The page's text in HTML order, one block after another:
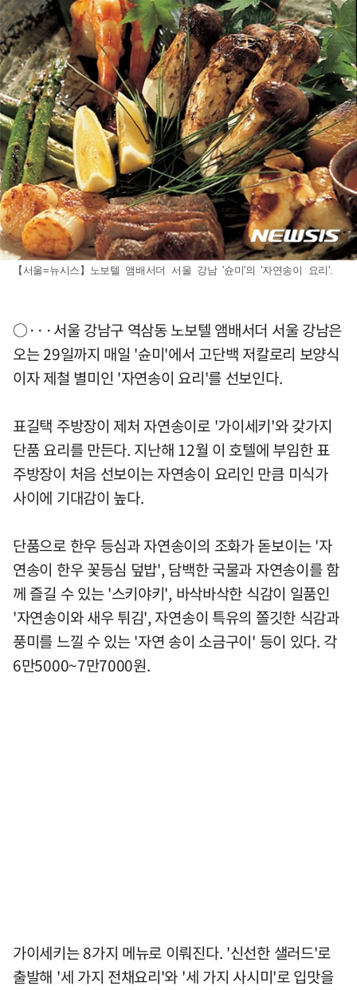
【서울=뉴시스】노보텔 앰배서더 서울 강남 '슌미'의 '자연송이 요리'.
○···서울 강남구 역삼동 노보텔 앰배서더 서울 강남은
오는 29일까지 매일 '슌미'에서 고단백 저칼로리 보양식
이자 제철 별미인 '자연송이 요리'를 선보인다.
표길택 주방장이 제처 자연송이로 '가이세키'와 갖가지
단품 요리를 만든다. 지난해 12월 이 호텔에 부임한 표
주방장이 처음 선보이는 자연송이 요리인 만큼 미식가
사이에 기대감이 높다.
단품으로 한우 등심과 자연송이의 조화가 돋보이는 '자
연송이 한우 꽃등심 덮밥', 담백한 국물과 자연송이를 함
께 즐길 수 있는 '스키야키', 바삭바삭한 식감이 일품인
'자연송이와 새우 튀김', 자연송이 특유의 쫄깃한 식감과
풍미를 느낄 수 있는 '자연 송이 소금구이' 등이 있다. 각
6만5000~7만7000원.
가이세키는 8가지 메뉴로 이뤄진다. '신선한 샐러드'로
출발해 '세 가지 전채요리'와 '세 가지 사시미'로 입맛을